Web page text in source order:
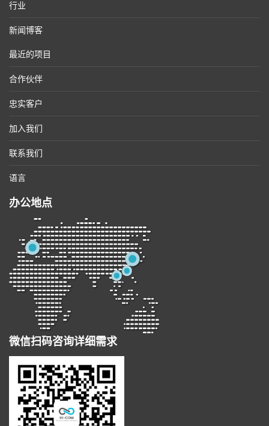
行业
新闻博客
最近的项目
合作伙伴
忠实客户
加入我们
联系我们
语言
办公地点
微信扫码咨询详细需求